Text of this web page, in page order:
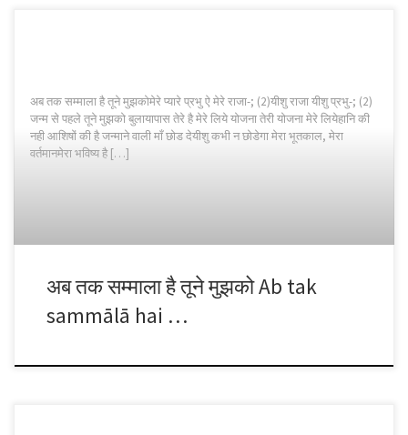
अब तक सम्माला है तूने मुझकोमेरे प्यारे प्रभु ऐ मेरे राजा-; (2)यीशु राजा यीशु प्रभु-; (2)
जन्म से पहले तूने मुझको बुलायापास तेरे है मेरे लिये योजना तेरी योजना मेरे लियेहानि की
नही आशिषों की है जन्माने वाली माँ छोड देयीशु कभी न छोडेगा मेरा भूतकाल, मेरा
वर्तमानमेरा भविष्य है […]
अब तक सम्माला है तूने मुझको Ab tak
sammālā hai …